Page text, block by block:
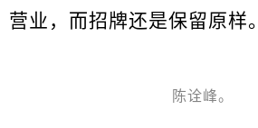
营业，而招牌还是保留原样。
陈诠峰。